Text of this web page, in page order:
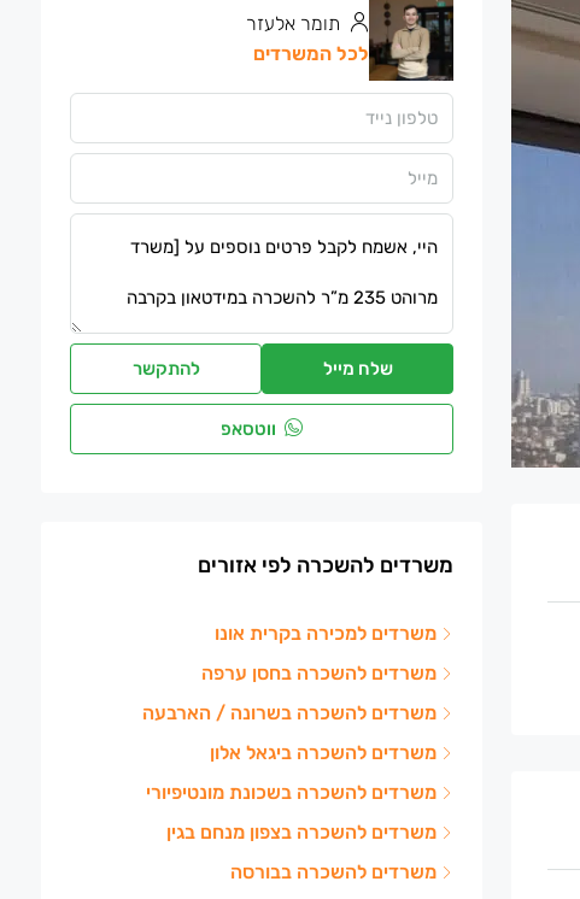
תומר אלעזר
לכל המשרדים
שלח מייל להתקשר
ווטסאפ
משרדים להשכרה לפי אזורים
משרדים למכירה בקרית אונו
משרדים להשכרה בחסן ערפה
משרדים להשכרה בשרונה / הארבעה
משרדים להשכרה ביגאל אלון
משרדים להשכרה בשכונת מונטיפיורי
משרדים להשכרה בצפון מנחם בגין
משרדים להשכרה בבורסה